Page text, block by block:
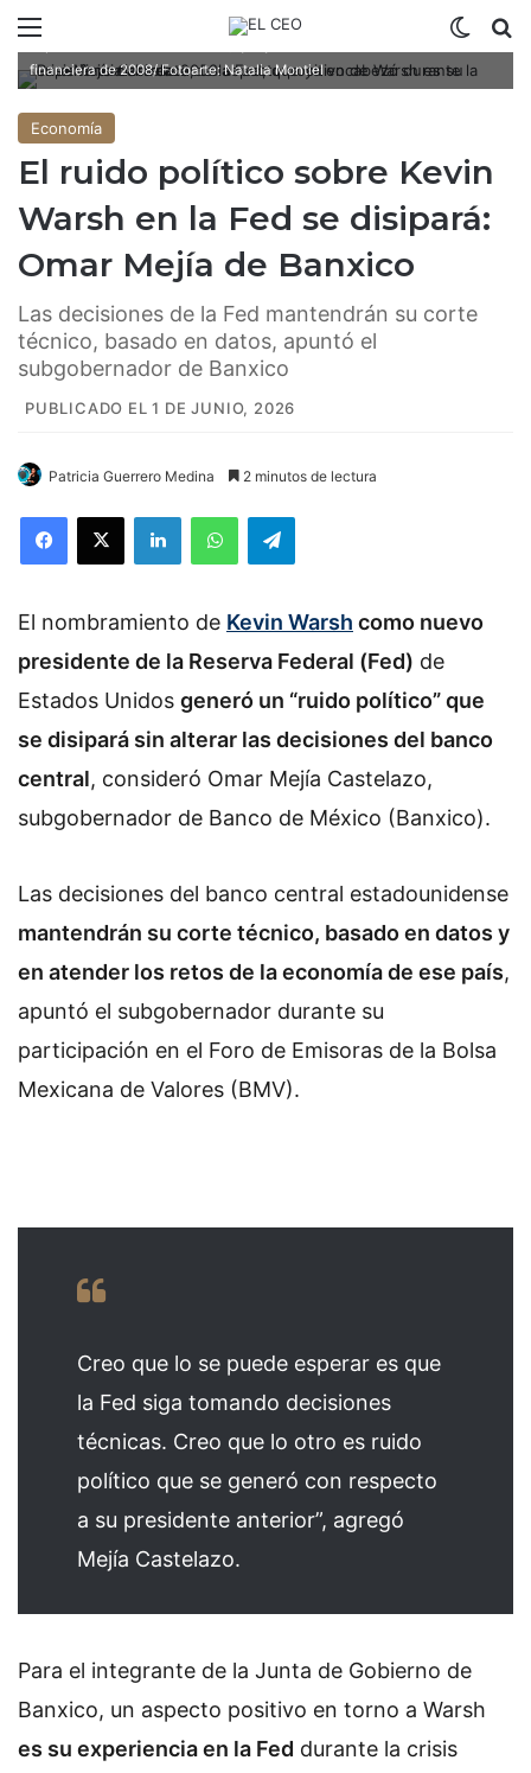
Para Mejía Castelazo, un aspecto positivo de Warsh es su
financiera de 2008/ Fotoarte: Natalia Montiel
Economía
El ruido político sobre Kevin
Warsh en la Fed se disipará:
Omar Mejía de Banxico
Las decisiones de la Fed mantendrán su corte
técnico, basado en datos, apuntó el
subgobernador de Banxico
PUBLICADO EL 1 DE JUNIO, 2026
Patricia Guerrero Medina 2 minutos de lectura
El nombramiento de Kevin Warsh como nuevo
presidente de la Reserva Federal (Fed) de
Estados Unidos generó un “ruido político” que
se disipará sin alterar las decisiones del banco
central, consideró Omar Mejía Castelazo,
subgobernador de Banco de México (Banxico).
Las decisiones del banco central estadounidense
mantendrán su corte técnico, basado en datos y
en atender los retos de la economía de ese país,
apuntó el subgobernador durante su
participación en el Foro de Emisoras de la Bolsa
Mexicana de Valores (BMV).
Creo que lo se puede esperar es que
la Fed siga tomando decisiones
técnicas. Creo que lo otro es ruido
político que se generó con respecto
a su presidente anterior”, agregó
Mejía Castelazo.
Para el integrante de la Junta de Gobierno de
Banxico, un aspecto positivo en torno a Warsh
es su experiencia en la Fed durante la crisis